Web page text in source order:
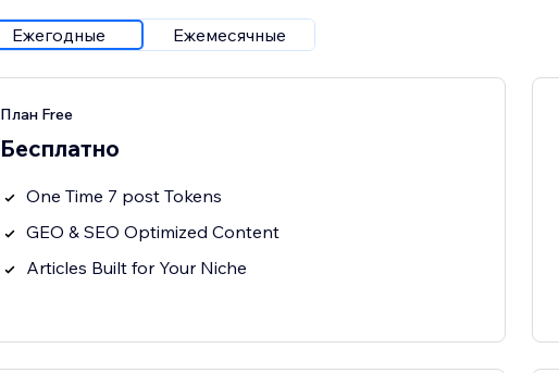
Ежегодные Ежемесячные
План Free
Бесплатно
One Time 7 post Tokens
GEO & SEO Optimized Content
Articles Built for Your Niche